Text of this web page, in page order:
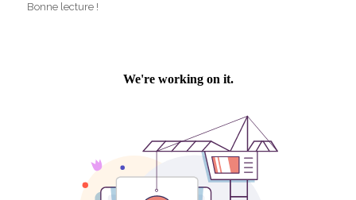
Bonne lecture !